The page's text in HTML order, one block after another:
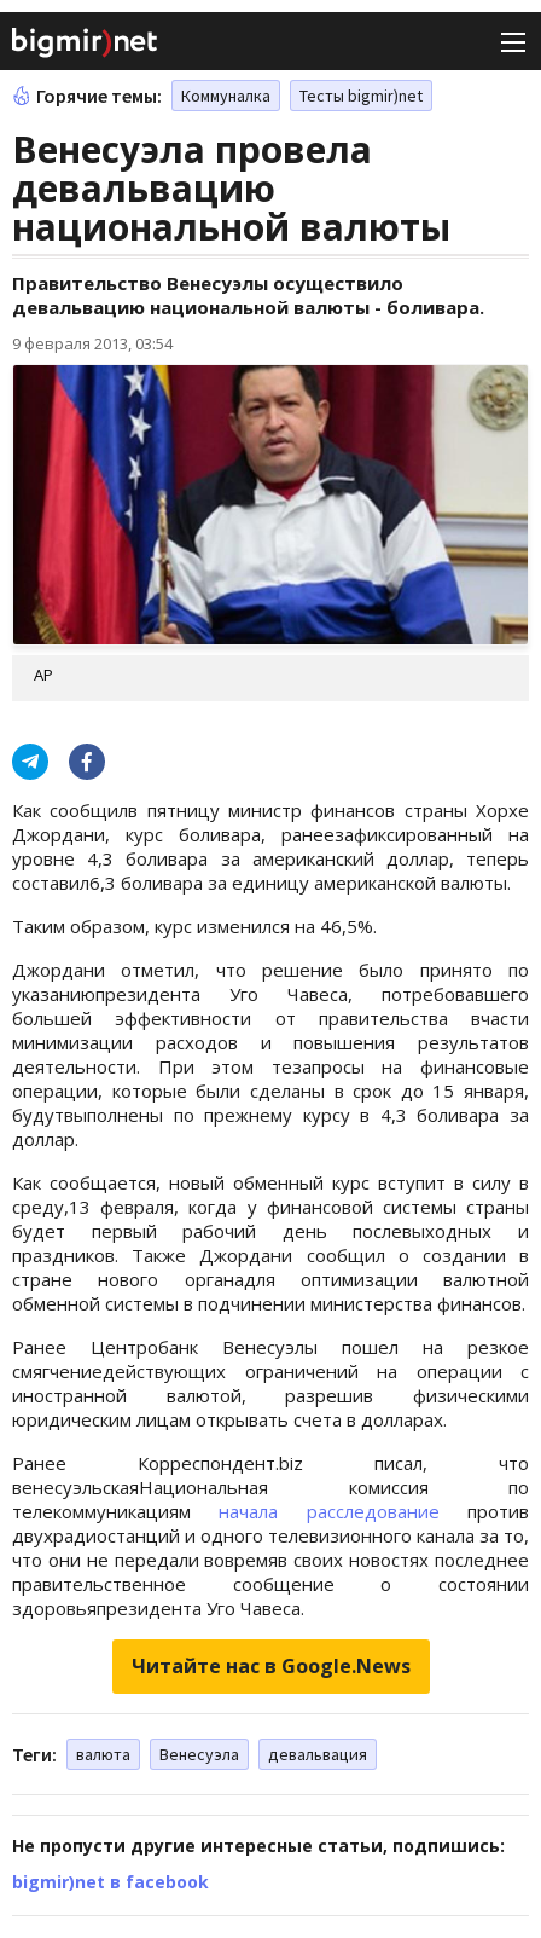
Горячие темы: Коммуналка Тесты bigmir)net
Венесуэла провела
девальвацию
национальной валюты
Правительство Венесуэлы осуществило
девальвацию национальной валюты - боливара.
9 февраля 2013, 03:54
АР
Как сообщилв пятницу министр финансов страны Хорхе
Джордани, курс боливара, ранеезафиксированный на
уровне 4,3 боливара за американский доллар, теперь
составил6,3 боливара за единицу американской валюты.
Таким образом, курс изменился на 46,5%.
Джордани отметил, что решение было принято по
указаниюпрезидента Уго Чавеса, потребовавшего
большей эффективности от правительства вчасти
минимизации расходов и повышения результатов
деятельности. При этом тезапросы на финансовые
операции, которые были сделаны в срок до 15 января,
будутвыполнены по прежнему курсу в 4,3 боливара за
доллар.
Как сообщается, новый обменный курс вступит в силу в
среду,13 февраля, когда у финансовой системы страны
будет первый рабочий день послевыходных и
праздников. Также Джордани сообщил о создании в
стране нового органадля оптимизации валютной
обменной системы в подчинении министерства финансов.
Ранее Центробанк Венесуэлы пошел на резкое
смягчениедействующих ограничений на операции с
иностранной валютой, разрешив физическими
юридическим лицам открывать счета в долларах.
Ранее Корреспондент.biz писал, что
венесуэльскаяНациональная комиссия по
телекоммуникациямначала расследование против
двухрадиостанций и одного телевизионного канала за то,
что они не передали вовремяв своих новостях последнее
правительственное сообщение о состоянии
здоровьяпрезидента Уго Чавеса.
Читайте нас в Google.News
Теги: валюта Венесуэла девальвация
Не пропусти другие интересные статьи, подпишись:
bigmir)net в facebook